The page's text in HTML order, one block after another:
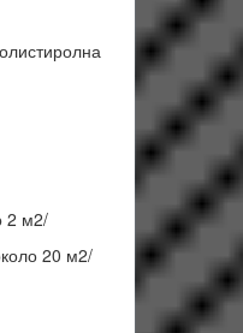
2 м2/
20 м2/